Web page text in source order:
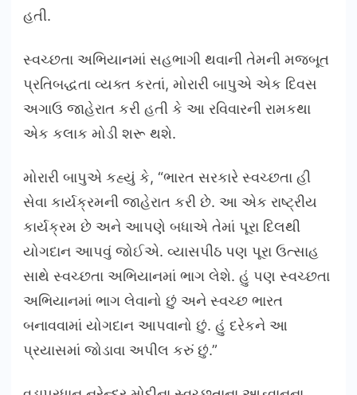
હતી.
સ્વચ્છતા અભિયાનમાં સહભાગી થવાની તેમની મજબૂત
પ્રતિબદ્ધતા વ્યક્ત કરતાં, મોરારી બાપુએ એક દિવસ
અગાઉ જાહેરાત કરી હતી કે આ રવિવારની રામકથા
એક કલાક મોડી શરૂ થશે.
મોરારી બાપુએ કહ્યું કે, “ભારત સરકારે સ્વચ્છતા હી
સેવા કાર્યક્રમની જાહેરાત કરી છે. આ એક રાષ્ટ્રીય
કાર્યક્રમ છે અને આપણે બધાએ તેમાં પૂરા દિલથી
યોગદાન આપવું જોઈએ. વ્યાસપીઠ પણ પૂરા ઉત્સાહ
સાથે સ્વચ્છતા અભિયાનમાં ભાગ લેશે. હું પણ સ્વચ્છતા
અભિયાનમાં ભાગ લેવાનો છું અને સ્વચ્છ ભારત
બનાવવામાં યોગદાન આપવાનો છું. હું દરેકને આ
પ્રયાસમાં જોડાવા અપીલ કરું છું.”